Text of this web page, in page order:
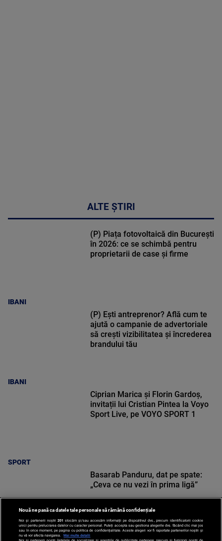
ALTE ȘTIRI
IBANI
(P) Piața fotovoltaică din București
în 2026: ce se schimbă pentru
proprietarii de case și firme
IBANI
(P) Ești antreprenor? Află cum te
ajută o campanie de advertoriale
să crești vizibilitatea și încrederea
brandului tău
SPORT
Ciprian Marica și Florin Gardoș,
invitații lui Cristian Pintea la Voyo
Sport Live, pe VOYO SPORT 1
Basarab Panduru, dat pe spate:
„Ceva ce nu vezi în prima ligă”
Nouă ne pasă ca datele tale personale să rămână confidențiale
Noi și partenerii noștri 201 stocăm și/sau accesăm informații pe dispozitivul dvs., precum identificatorii cookie
unici pentru prelucrarea datelor cu caracter personal. Puteți accepta sau gestiona alegerile dvs. făcând clic mai jos
sau în orice moment, pe pagina cu politica de confidențialitate. Aceste alegeri vor fi raportate partenerilor noștri și
nu vă vor afecta navigarea.
Mai multe detalii
Noi si partenerii nostri (retelele de socializare si agentiile de publicitate partenere, precum si furnizorii nostri de